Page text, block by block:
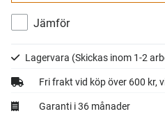
Jämför
Lagervara (Skickas inom 1-2
Fri frakt vid köp över 600 kr,
Garanti i 36 månader